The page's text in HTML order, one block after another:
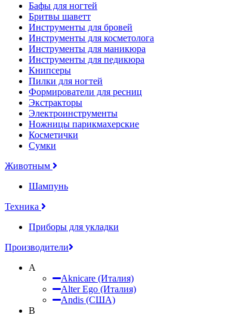
Бафы для ногтей
Бритвы шаветт
Инструменты для бровей
Инструменты для косметолога
Инструменты для маникюра
Инструменты для педикюра
Книпсеры
Пилки для ногтей
Формирователи для ресниц
Экстракторы
Электроинструменты
Ножницы парикмахерские
Косметички
Сумки
Животным
Шампунь
Техника
Приборы для укладки
Производители
A
Aknicare (Италия)
Alter Ego (Италия)
Andis (США)
B